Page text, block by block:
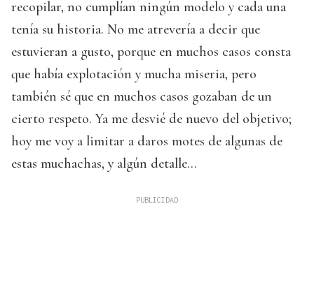
recopilar, no cumplían ningún modelo y cada una
tenía su historia. No me atrevería a decir que
estuvieran a gusto, porque en muchos casos consta
que había explotación y mucha miseria, pero
también sé que en muchos casos gozaban de un
cierto respeto. Ya me desvié de nuevo del objetivo;
hoy me voy a limitar a daros motes de algunas de
estas muchachas, y algún detalle...